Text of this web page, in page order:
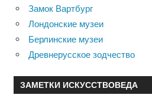
Замок Вартбург
Лондонские музеи
Берлинские музеи
Древнерусское зодчество
ЗАМЕТКИ ИСКУССТВОВЕДА